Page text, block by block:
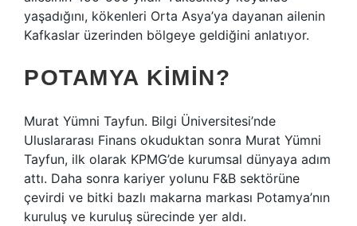
yaşadığını, kökenleri Orta Asya’ya dayanan ailenin
Kafkaslar üzerinden bölgeye geldiğini anlatıyor.
POTAMYA KIMIN?
Murat Yümni Tayfun. Bilgi Üniversitesi’nde
Uluslararası Finans okuduktan sonra Murat Yümni
Tayfun, ilk olarak KPMG’de kurumsal dünyaya adım
attı. Daha sonra kariyer yolunu F&B sektörüne
çevirdi ve bitki bazlı makarna markası Potamya’nın
kuruluş ve kuruluş sürecinde yer aldı.